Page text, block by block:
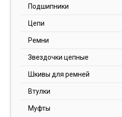
Подшипники
Цепи
Ремни
Звездочки цепные
Шкивы для ремней
Втулки
Муфты